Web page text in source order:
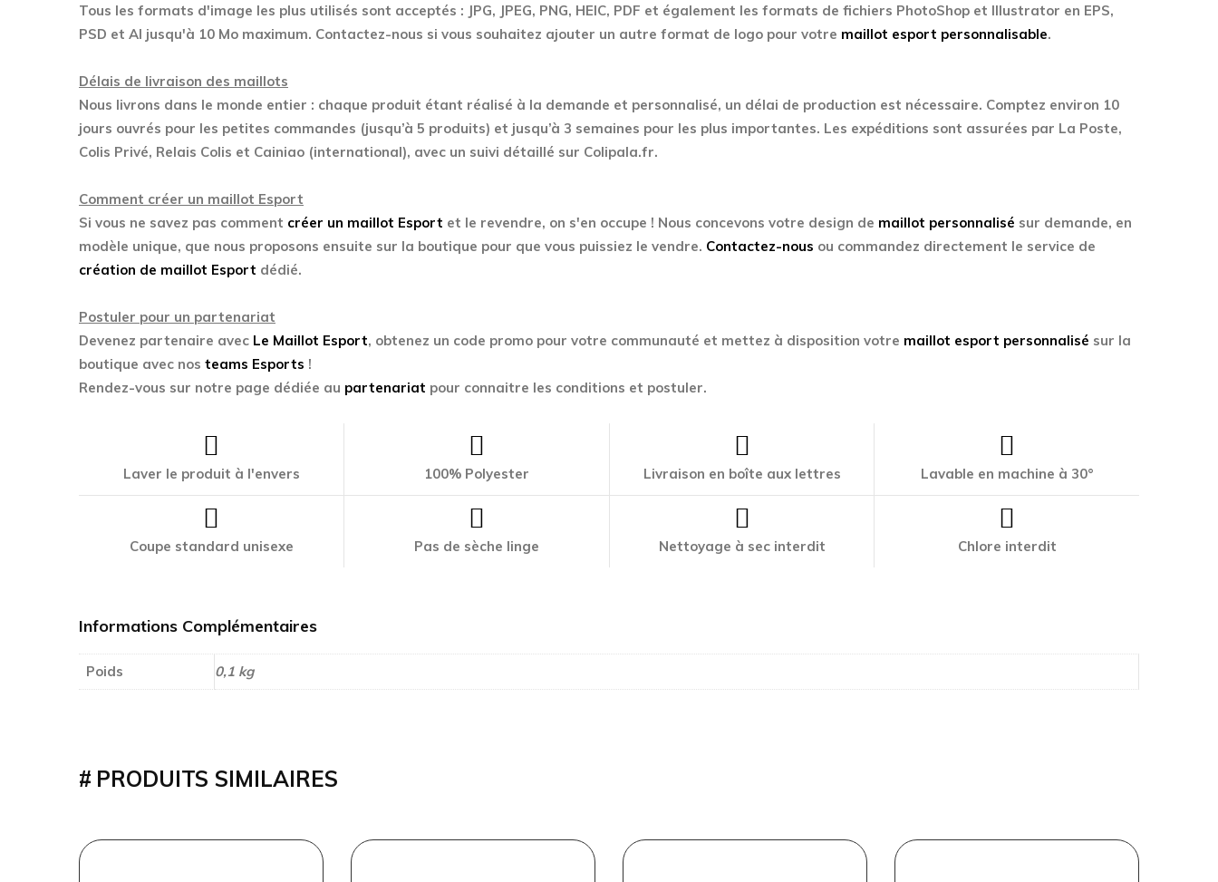
Tous les formats d'image les plus utilisés sont acceptés : JPG, JPEG, PNG, HEIC, PDF et également les formats de fichiers PhotoShop et Illustrator en EPS,
PSD et AI jusqu'à 10 Mo maximum. Contactez-nous si vous souhaitez ajouter un autre format de logo pour votre maillot esport personnalisable.
Délais de livraison des maillots
Nous livrons dans le monde entier : chaque produit étant réalisé à la demande et personnalisé, un délai de production est nécessaire. Comptez environ 10
jours ouvrés pour les petites commandes (jusqu’à 5 produits) et jusqu’à 3 semaines pour les plus importantes. Les expéditions sont assurées par La Poste,
Colis Privé, Relais Colis et Cainiao (international), avec un suivi détaillé sur Colipala.fr.
Comment créer un maillot Esport
Si vous ne savez pas comment créer un maillot Esport et le revendre, on s'en occupe ! Nous concevons votre design de maillot personnalisé sur demande, en
modèle unique, que nous proposons ensuite sur la boutique pour que vous puissiez le vendre. Contactez-nous ou commandez directement le service de
création de maillot Esport dédié.
Postuler pour un partenariat
Devenez partenaire avec Le Maillot Esport, obtenez un code promo pour votre communauté et mettez à disposition votre maillot esport personnalisé sur la
boutique avec nos teams Esports !
Rendez-vous sur notre page dédiée au partenariat pour connaitre les conditions et postuler.
Laver le produit à l'envers 100% Polyester Livraison en boîte aux lettres Lavable en machine à 30°
Coupe standard unisexe Pas de sèche linge Nettoyage à sec interdit Chlore interdit
Informations Complémentaires
Poids 0,1 kg
PRODUITS SIMILAIRES